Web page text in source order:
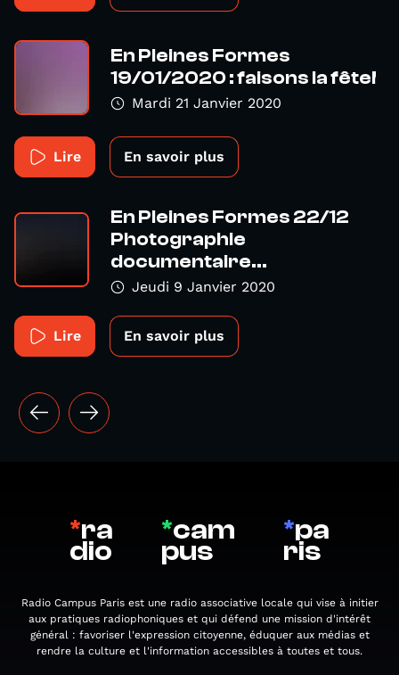
En Pleines Formes
19/01/2020 : faisons la fête!
Mardi 21 Janvier 2020
Lire En savoir plus
En Pleines Formes 22/12
Photographie
documentaire...
Jeudi 9 Janvier 2020
Lire En savoir plus
*ra
dio
*cam
pus
*pa
ris
Radio Campus Paris est une radio associative locale qui vise à initier
aux pratiques radiophoniques et qui défend une mission d'intérêt
général : favoriser l'expression citoyenne, éduquer aux médias et
rendre la culture et l'information accessibles à toutes et tous.